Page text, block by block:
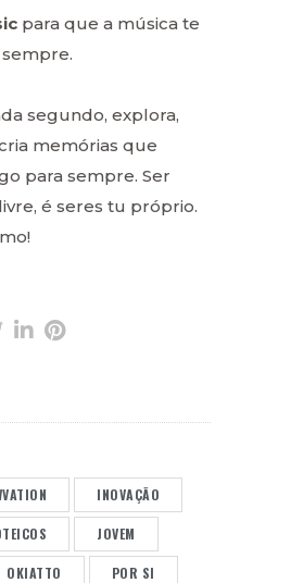
para que a música te
segundo, explora,
memórias que
para sempre. Ser
é seres tu próprio.
INOVAÇÃO
JOVEM
OKIATTO POR SI